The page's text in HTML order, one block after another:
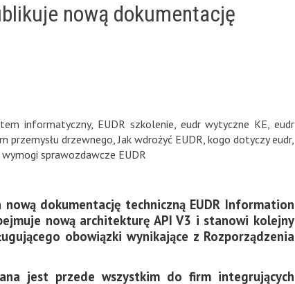
nową dokumentację
informatyczny, EUDR szkolenie eudr wytyczne KE eudr
przemysłu drzewnego Jak wdrożyć EUDR kogo dotyczy eudr,
wymogi sprawozdawcze EUDR
dokumentację techniczną EUDR Information
nową architekturę API V3 i stanowi kolejny
obowiązki wynikające z Rozporządzenia
jest przede wszystkim do firm integrujących